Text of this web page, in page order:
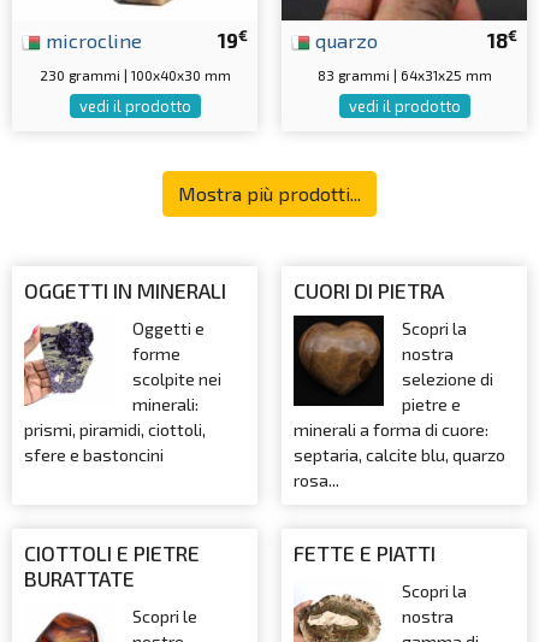
19€
microcline
230 grammi | 100x40x30 mm
vedi il prodotto
18€
quarzo
83 grammi | 64x31x25 mm
vedi il prodotto
Mostra più prodotti...
OGGETTI IN MINERALI
Oggetti e
forme
scolpite nei
minerali:
prismi, piramidi, ciottoli,
sfere e bastoncini
CUORI DI PIETRA
Scopri la
nostra
selezione di
pietre e
minerali a forma di cuore:
septaria, calcite blu, quarzo
rosa...
CIOTTOLI E PIETRE
BURATTATE
Scopri le
FETTE E PIATTI
Scopri la
nostra